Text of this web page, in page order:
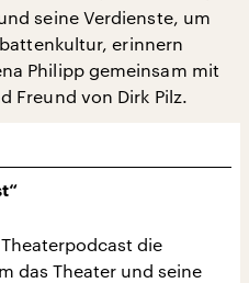
seine Verdienste, um
erinnern
Philipp gemeinsam mit
Freund von Dirk Pilz.
die
das Theater und seine